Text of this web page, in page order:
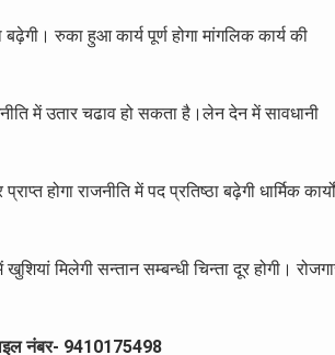
बढ़ेगी। रुका हुआ कार्य पूर्ण होगा मांगलिक कार्य की
में उतार चढाव हो सकता है।लेन देन में सावधानी
होगा राजनीति में पद प्रतिष्ठा बढ़ेगी धार्मिक कार्यों
मिलेगी सन्तान सम्बन्धी चिन्ता दूर होगी।
नंबर- 9410175498